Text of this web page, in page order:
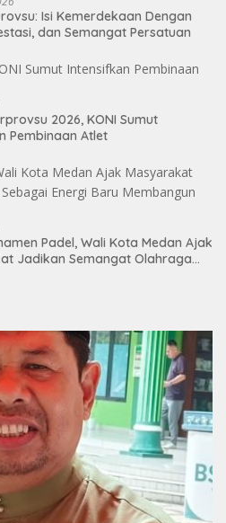
Isi Kemerdekaan Dengan
dan Semangat Persatuan
2026, KONI Sumut
Pembinaan Atlet
Padel, Wali Kota Medan Ajak
Jadikan Semangat Olahraga